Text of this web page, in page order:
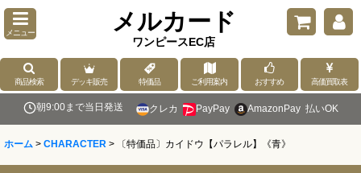
メニュー メルカード
ワンピースEC店
商品検索 デッキ販売 特価品 ご利用案内 おすすめ 高価買取表
朝9:00まで当日発送 クレカ PayPay AmazonPay 払いOK
ホーム > CHARACTER > 〔特価品〕カイドウ【パラレル】《青》